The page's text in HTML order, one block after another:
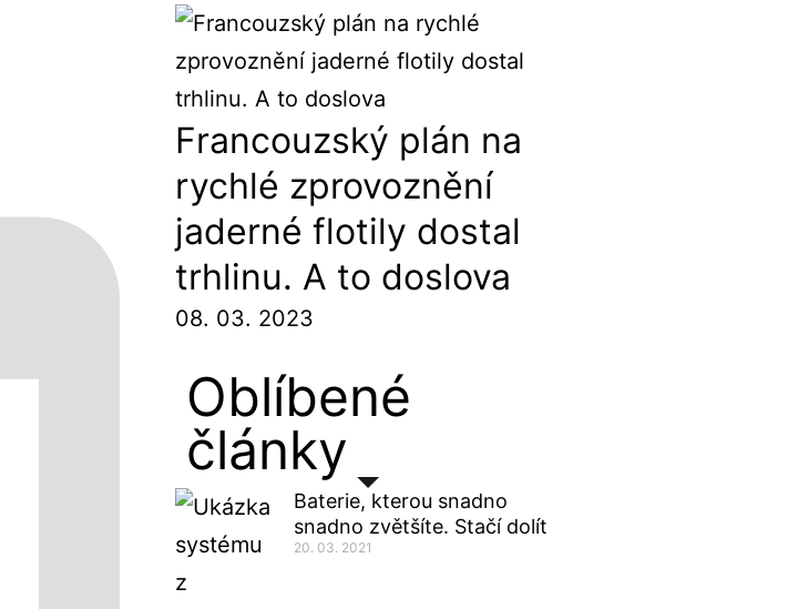
Francouzský plán na
rychlé zprovoznění
jaderné flotily dostal
trhlinu. A to doslova
08. 03. 2023
Oblíbené
články
Baterie, kterou snadno
snadno zvětšíte. Stačí dolít
20. 03. 2021